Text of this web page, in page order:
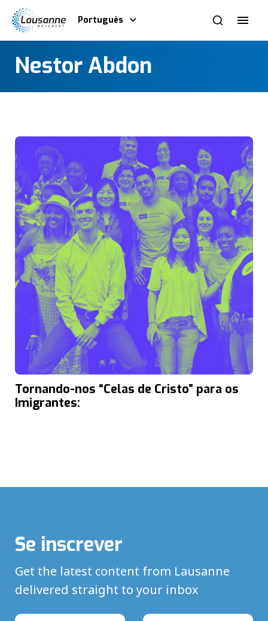
Português
Nestor Abdon
Tornando-nos “Celas de Cristo” para os
Imigrantes:
Se inscrever
Get the latest content from Lausanne
delivered straight to your inbox